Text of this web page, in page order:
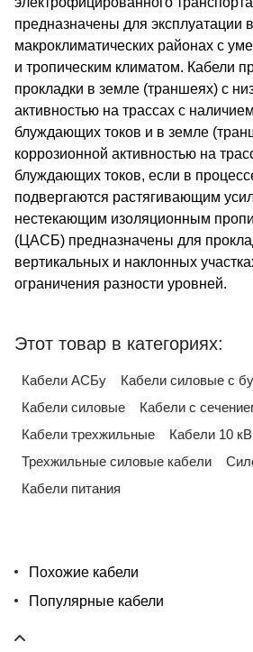
предназначены для эксплуатации в
макроклиматических районах с
и тропическим климатом. Кабели
прокладки в земле (траншеях) с
активностью на трассах с
блуждающих токов и в земле
коррозионной активностью на
блуждающих токов, если в
подвергаются растягивающим
нестекающим изоляционным
(ЦАСБ) предназначены для
вертикальных и наклонных
ограничения разности уровней.
Этот товар в категориях:
Кабели АСБу
Кабели силовые с
Кабели силовые
Кабели с
Кабели трехжильные
Кабели 10 кВ
Трехжильные силовые кабели
Кабели питания
Похожие кабели
Популярные кабели